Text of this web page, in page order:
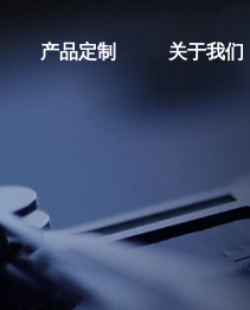
产品定制 关于我们